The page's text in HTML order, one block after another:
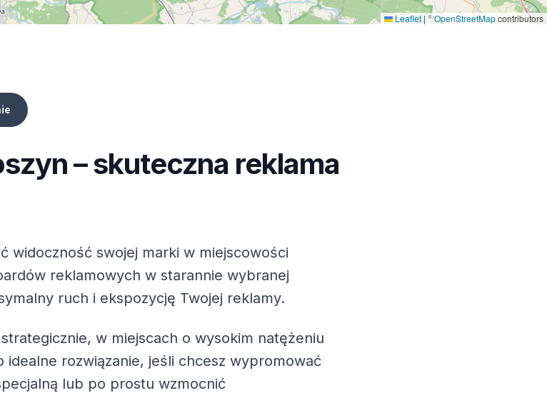
Leaflet | ©OpenStreetMapcontributors
– skuteczna reklama
widoczność swojej marki w miejscowości
reklamowych w starannie wybranej
ruch i ekspozycję Twojej reklamy.
w miejscach o wysokim natężeniu
idealne rozwiązanie, jeśli chcesz wypromować
lub po prostu wzmocnić